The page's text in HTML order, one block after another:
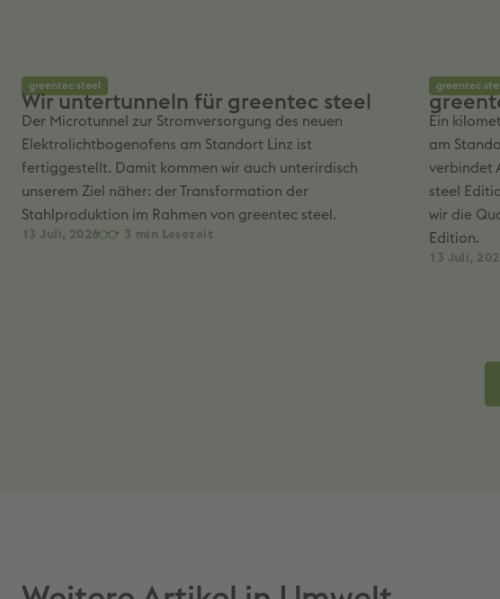
greentec steel
Wir untertunneln für greentec steel
Der Microtunnel zur Stromversorgung des neuen
Elektrolichtbogenofens am Standort Linz ist
fertiggestellt. Damit kommen wir auch unterirdisch
unserem Ziel näher: der Transformation der
Stahlproduktion im Rahmen von greentec steel.
13 Juli, 2026 3
greentec
Ein
am
verbindet
steel
wir die
Edition.
13 Juli,